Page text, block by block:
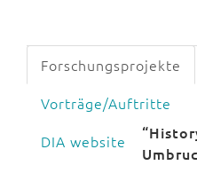
Forschungsprojekte
Vorträge/Auftritte
DIA website